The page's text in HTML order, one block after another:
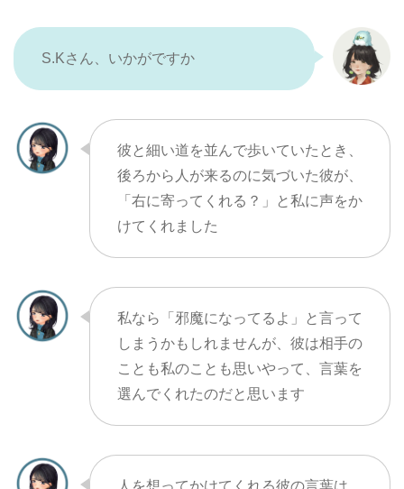
S.Kさん、いかがですか
彼と細い道を並んで歩いていたとき、
後ろから人が来るのに気づいた彼が、
「右に寄ってくれる？」と私に声をか
けてくれました
私なら「邪魔になってるよ」と言って
しまうかもしれませんが、彼は相手の
ことも私のことも思いやって、言葉を
選んでくれたのだと思います
人を想ってかけてくれる彼の言葉は、